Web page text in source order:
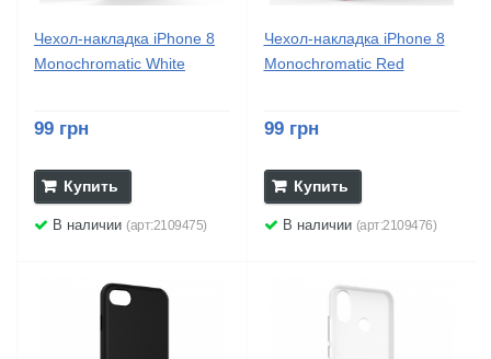
Чехол-накладка iPhone 8
Monochromatic White
99 грн
Купить
В наличии (арт:2109475)
Чехол-накладка iPhone 8
Monochromatic Red
99 грн
Купить
В наличии (арт:2109476)